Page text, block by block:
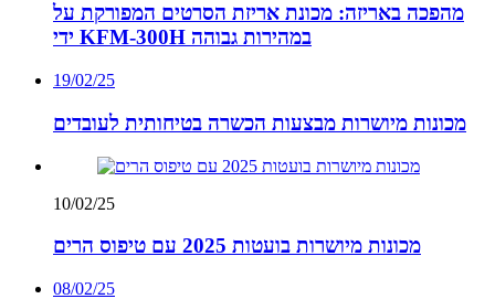
מהפכה באריזה: מכונת אריזת הסרטים המפורקת על
ידי KFM-300H במהירות גבוהה
19/02/25
מכונות מיושרות מבצעות הכשרה בטיחותית לעובדים
10/02/25
מכונות מיושרות בועטות 2025 עם טיפוס הרים
08/02/25